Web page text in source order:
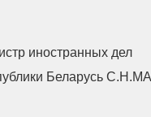
иностранных дел
Беларусь